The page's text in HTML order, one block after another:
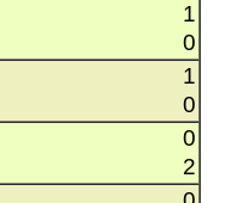
1
0
1
0
0
2